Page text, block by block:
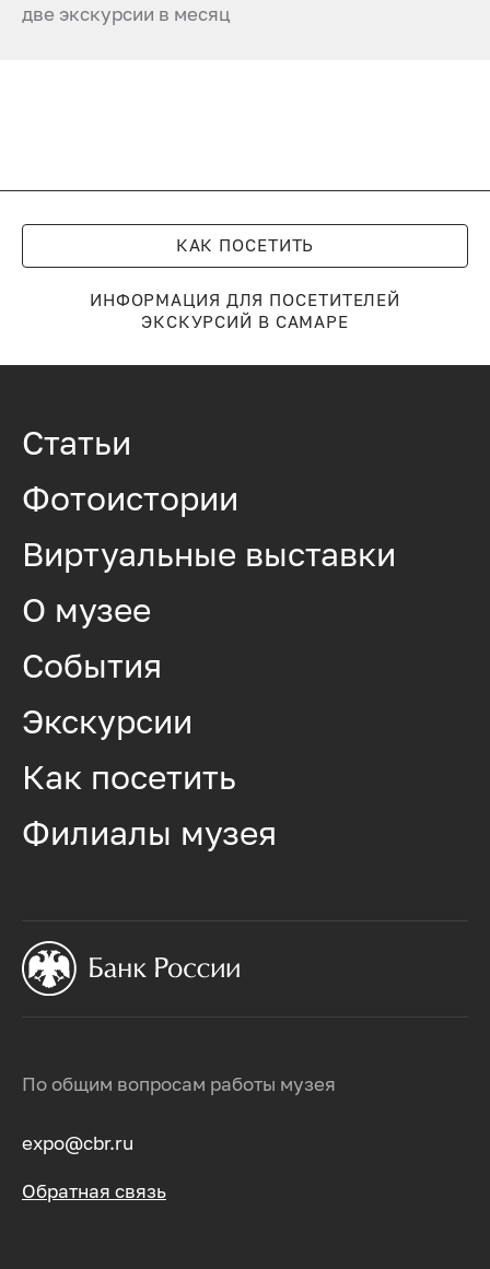
две экскурсии в месяц
КАК ПОСЕТИТЬ
ИНФОРМАЦИЯ ДЛЯ ПОСЕТИТЕЛЕЙ
ЭКСКУРСИЙ В САМАРЕ
По общим вопросам работы музея
expo@cbr.ru
Обратная связь
Статьи
Фотоистории
Виртуальные выставки
О музее
События
Экскурсии
Как посетить
Филиалы музея